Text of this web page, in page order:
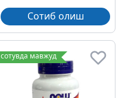
Сотиб олиш
сотувда мавжуд